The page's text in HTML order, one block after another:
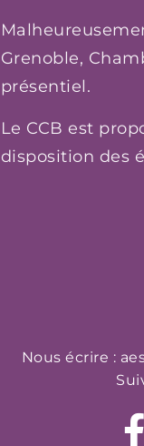
Grenoble,
présentiel.
Le CCB est
disposition des
Nous écrire :